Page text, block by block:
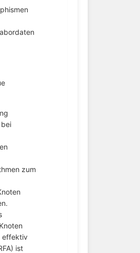
zum
effektiv
ist